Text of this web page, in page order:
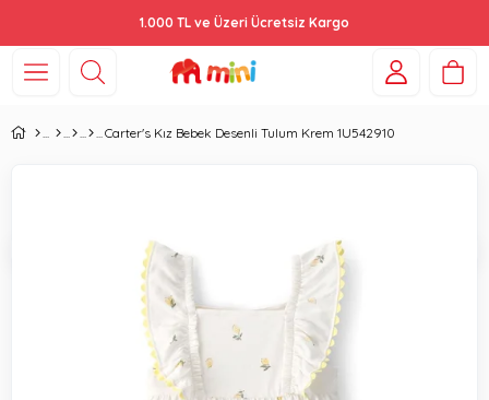
1.000 TL ve Üzeri Ücretsiz Kargo
Carter's Kız Bebek Desenli Tulum Krem 1U542910